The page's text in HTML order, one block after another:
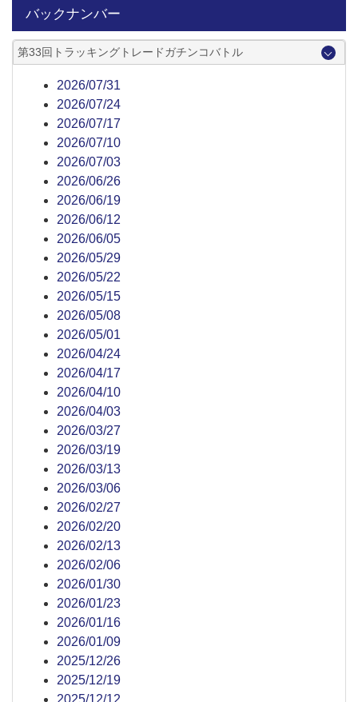
バックナンバー
第33回トラッキングトレードガチンコバトル
2026/07/31
2026/07/24
2026/07/17
2026/07/10
2026/07/03
2026/06/26
2026/06/19
2026/06/12
2026/06/05
2026/05/29
2026/05/22
2026/05/15
2026/05/08
2026/05/01
2026/04/24
2026/04/17
2026/04/10
2026/04/03
2026/03/27
2026/03/19
2026/03/13
2026/03/06
2026/02/27
2026/02/20
2026/02/13
2026/02/06
2026/01/30
2026/01/23
2026/01/16
2026/01/09
2025/12/26
2025/12/19
2025/12/12